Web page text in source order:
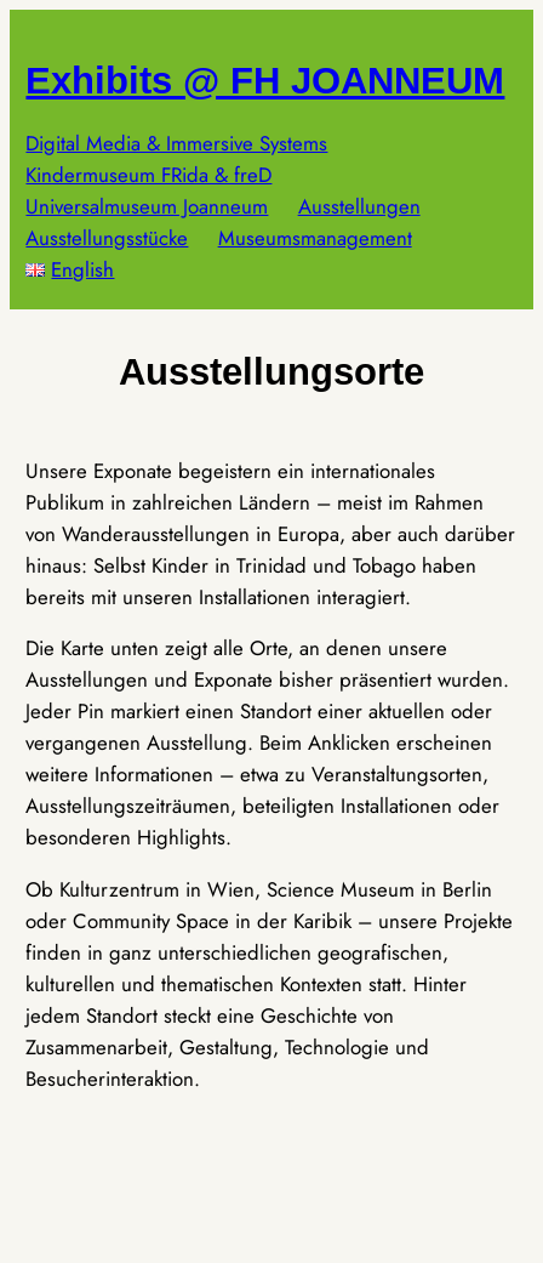
springen
Exhibits @ FH JOANNEUM
Digital Media & Immersive Systems
Kindermuseum FRida & freD
Universalmuseum Joanneum
Ausstellungen
Ausstellungsstücke
Museumsmanagement
English
Ausstellungsorte
Unsere Exponate begeistern ein internationales
Publikum in zahlreichen Ländern – meist im Rahmen
von Wanderausstellungen in Europa, aber auch darüber
hinaus: Selbst Kinder in Trinidad und Tobago haben
bereits mit unseren Installationen interagiert.
Die Karte unten zeigt alle Orte, an denen unsere
Ausstellungen und Exponate bisher präsentiert wurden.
Jeder Pin markiert einen Standort einer aktuellen oder
vergangenen Ausstellung. Beim Anklicken erscheinen
weitere Informationen – etwa zu Veranstaltungsorten,
Ausstellungszeiträumen, beteiligten Installationen oder
besonderen Highlights.
Ob Kulturzentrum in Wien, Science Museum in Berlin
oder Community Space in der Karibik – unsere Projekte
finden in ganz unterschiedlichen geografischen,
kulturellen und thematischen Kontexten statt. Hinter
jedem Standort steckt eine Geschichte von
Zusammenarbeit, Gestaltung, Technologie und
Besucherinteraktion.